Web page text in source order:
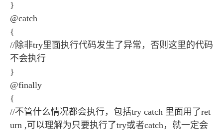
}
@catch
{
//除非try里面执行代码发生了异常，否则这里的代码
不会执行
}
@finally
{
//不管什么情况都会执行，包括try catch 里面用了ret
urn ,可以理解为只要执行了try或者catch，就一定会